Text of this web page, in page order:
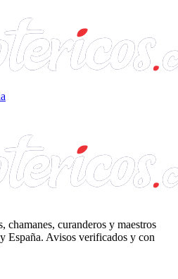
chamanes, curanderos y maestros
España. Avisos verificados y con